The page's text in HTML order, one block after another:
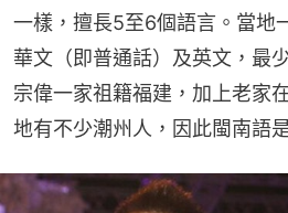
一樣，擅長5至6個語言。當地
華文（即普通話）及英文，最
宗偉一家祖籍福建，加上老家
地有不少潮州人，因此閩南語